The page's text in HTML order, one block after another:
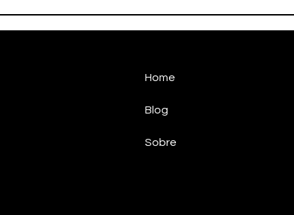
Home
Blog
Sobre